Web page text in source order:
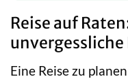
Reise auf
unvergessliche
Eine Reise zu